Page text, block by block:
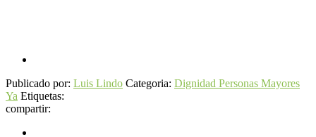
Publicado por: Luis Lindo Categoria: Dignidad Personas Mayores
Ya Etiquetas:
compartir: